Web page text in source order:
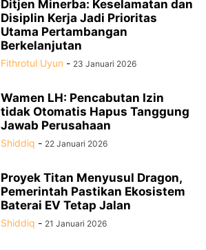
Ditjen Minerba: Keselamatan dan
Disiplin Kerja Jadi Prioritas
Utama Pertambangan
Berkelanjutan
Fithrotul Uyun - 23 Januari 2026
Wamen LH: Pencabutan Izin
tidak Otomatis Hapus Tanggung
Jawab Perusahaan
Shiddiq - 22 Januari 2026
Proyek Titan Menyusul Dragon,
Pemerintah Pastikan Ekosistem
Baterai EV Tetap Jalan
Shiddiq - 21 Januari 2026